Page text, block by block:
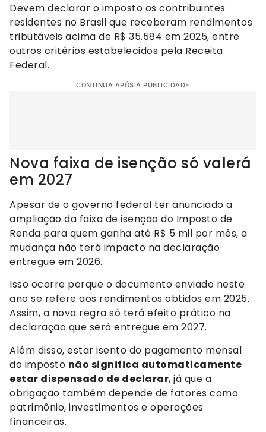
Devem declarar o imposto os contribuintes
residentes no Brasil que receberam rendimentos
tributáveis acima de R$ 35.584 em 2025, entre
outros critérios estabelecidos pela Receita
Federal.
CONTINUA APÓS A PUBLICIDADE
Nova faixa de isenção só valerá
em 2027
Apesar de o governo federal ter anunciado a
ampliação da faixa de isenção do Imposto de
Renda para quem ganha até R$ 5 mil por mês, a
mudança não terá impacto na declaração
entregue em 2026.
Isso ocorre porque o documento enviado neste
ano se refere aos rendimentos obtidos em 2025.
Assim, a nova regra só terá efeito prático na
declaração que será entregue em 2027.
Além disso, estar isento do pagamento mensal
do imposto não significa automaticamente
estar dispensado de declarar, já que a
obrigação também depende de fatores como
patrimônio, investimentos e operações
financeiras.